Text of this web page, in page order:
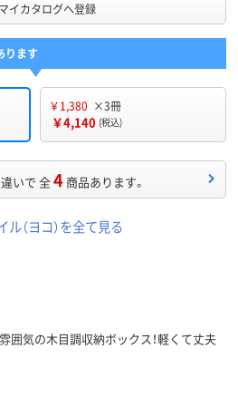
マイカタログへ登録
ります
￥1,380 ×3冊
￥4,140 (税込)
違いで 全4 商品あります。
（ヨコ）を全て見る
囲気の木目調収納ボックス！軽くて丈夫